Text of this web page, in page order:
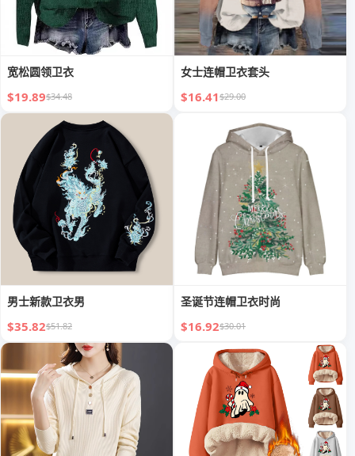
宽松圆领卫衣
$19.89$34.48
女士连帽卫衣套头
$16.41$29.00
男士新款卫衣男
$35.82$51.82
圣诞节连帽卫衣时尚
$16.92$30.01